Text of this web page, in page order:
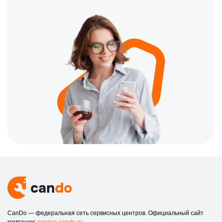
калибровка сенсоров
ремонт аккумуляторных модулей
💼 Гарантии, опыт и качество ремонта
Мастера обладают опытом обслуживания техники разных
поколений, что обеспечивает точность всех операций. Работы
по ремонту квадрокоптеров DJI проходят последовательный
контроль, после чего устройство тестируется на стабильность
функционирования. Клиенты получают гарантию на
выполненные процедуры.
Прозрачные условия и порядок оплаты
необходимых работах и итоговой цене. Оплата производится
удобным способом после завершения всех этапов
восстановительного ремонта квадрокоптеров DJI.
Этапы ремонта и порядок обращения в сервис
CanDo — федеральная сеть сервисных центров. Официальный сайт